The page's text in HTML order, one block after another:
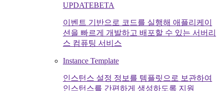
UPDATEBETA
이벤트 기반으로 코드를 실행해 애플리케이
션을 빠르게 개발하고 배포할 수 있는 서버리
스 컴퓨팅 서비스
Instance Template
인스턴스 설정 정보를 템플릿으로 보관하여
인스턴스를 간편하게 생성하도록 지원